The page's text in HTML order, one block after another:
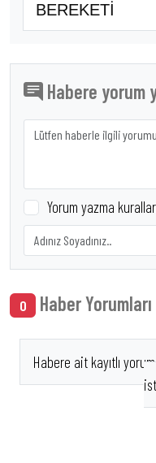
BEREKETİ
Habere yorum
Yorum yazma
0 Haber Yorumları
Habere ait kayıtlı